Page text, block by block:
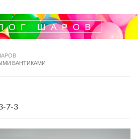
ШАРОВ
БАНТИКАМИ
7-3